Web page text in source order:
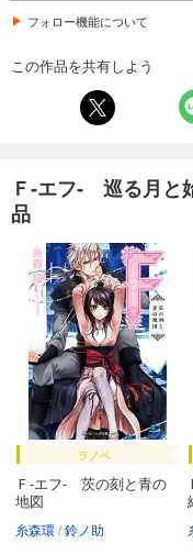
フォロー機能について
この作品を共有しよう
Ｆ‐エフ‐ 巡る月と
品
ラノベ
Ｆ‐エフ‐ 茨の刻と青の
地図
糸森環 鈴ノ助